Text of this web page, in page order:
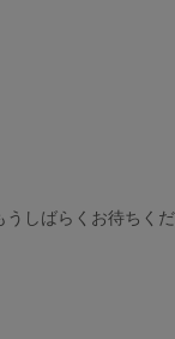
うしばらくお待ちくだ